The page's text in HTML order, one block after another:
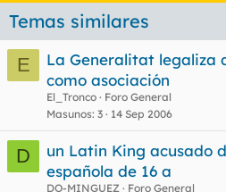
Temas similares
E
La Generalitat legaliza
como asociación
El_Tronco
Foro General
Masunos 3 14 Sep 2006
D
un Latin King acusado
española de 16 a
DO-MINGUEZ
Foro General